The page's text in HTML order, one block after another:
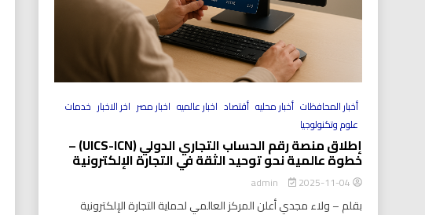
أخبار المحافظات أخبار محليه أقتصاد اخبار عالميه اخبار مصر اخر الاخبار خدمات
علوم وتكنولوجيا
إطلاق منصة رقم الحساب التجاري الدولي (UICS-ICN) –
خطوة عالمية نحو توحيد الثقة في التجارة الإلكترونية
2025-11-04
بقلم – ولاء مجدي أعلن المركز العالمي لحماية التجارة الإلكترونية